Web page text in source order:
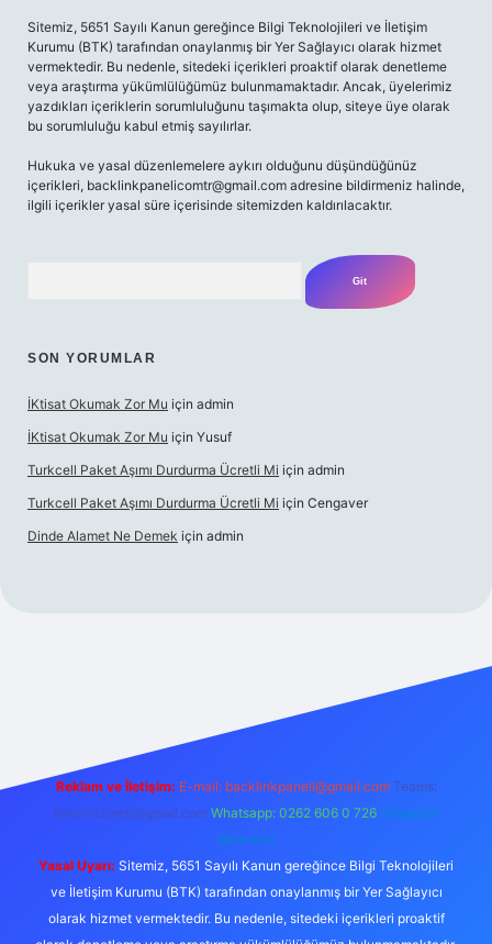
Sitemiz, 5651 Sayılı Kanun gereğince Bilgi Teknolojileri ve İletişim
Kurumu (BTK) tarafından onaylanmış bir Yer Sağlayıcı olarak hizmet
vermektedir. Bu nedenle, sitedeki içerikleri proaktif olarak denetleme
veya araştırma yükümlülüğümüz bulunmamaktadır. Ancak, üyelerimiz
yazdıkları içeriklerin sorumluluğunu taşımakta olup, siteye üye olarak
bu sorumluluğu kabul etmiş sayılırlar.
Hukuka ve yasal düzenlemelere aykırı olduğunu düşündüğünüz
içerikleri, backlinkpanelicomtr@gmail.com adresine bildirmeniz halinde,
ilgili içerikler yasal süre içerisinde sitemizden kaldırılacaktır.
SON YORUMLAR
İKtisat Okumak Zor Mu için admin
İKtisat Okumak Zor Mu için Yusuf
Turkcell Paket Aşımı Durdurma Ücretli Mi için admin
Turkcell Paket Aşımı Durdurma Ücretli Mi için Cengaver
Dinde Alamet Ne Demek için admin
tulipbet giriş
Reklam ve İletişim: E-mail: backlinkpaneli@gmail.com Teams:
forumhizmeti@gmail.com Whatsapp: 0262 606 0 726 Telegram:
@karabul
Yasal Uyarı: Sitemiz, 5651 Sayılı Kanun gereğince Bilgi Teknolojileri
ve İletişim Kurumu (BTK) tarafından onaylanmış bir Yer Sağlayıcı
olarak hizmet vermektedir. Bu nedenle, sitedeki içerikleri proaktif